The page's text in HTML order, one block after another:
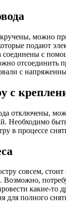
можно
подают
соединены с
отсоединить
с
с
отключены,
Необходимо
в процессе
совсем, стоит
Возможно,
какие-то
для полного